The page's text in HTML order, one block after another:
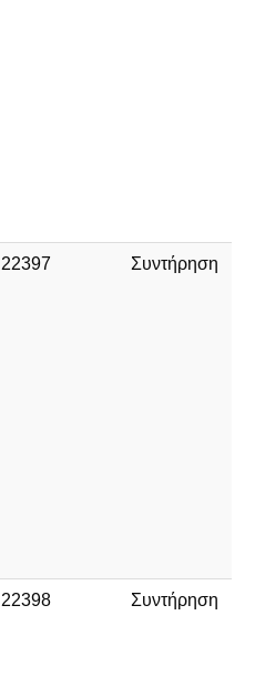
22397 Συντήρηση
22398 Συντήρηση